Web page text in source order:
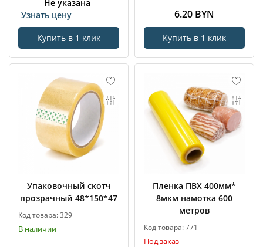
Не указана
Узнать цену
Купить в 1 клик
6.20 BYN
Купить в 1 клик
Упаковочный скотч
прозрачный 48*150*47
Код товара: 329
В наличии
Пленка ПВХ 400мм*
8мкм намотка 600
метров
Код товара: 771
Под заказ